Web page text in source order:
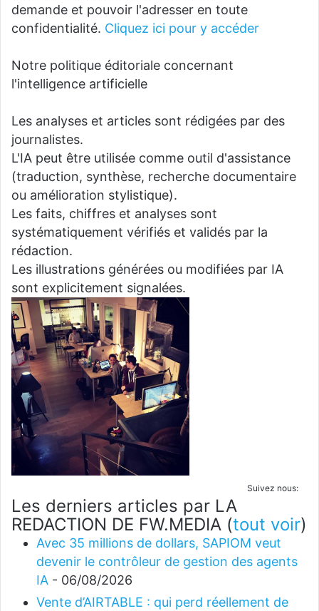
demande et pouvoir l'adresser en toute
confidentialité. Cliquez ici pour y accéder
Notre politique éditoriale concernant
l'intelligence artificielle
Les analyses et articles sont rédigées par des
journalistes.
L'IA peut être utilisée comme outil d'assistance
(traduction, synthèse, recherche documentaire
ou amélioration stylistique).
Les faits, chiffres et analyses sont
systématiquement vérifiés et validés par la
rédaction.
Les illustrations générées ou modifiées par IA
sont explicitement signalées.
Suivez nous:
Les derniers articles par LA
REDACTION DE FW.MEDIA (tout voir)
Avec 35 millions de dollars, SAPIOM veut
devenir le contrôleur de gestion des agents
IA - 06/08/2026
Vente d’AIRTABLE : qui perd réellement de